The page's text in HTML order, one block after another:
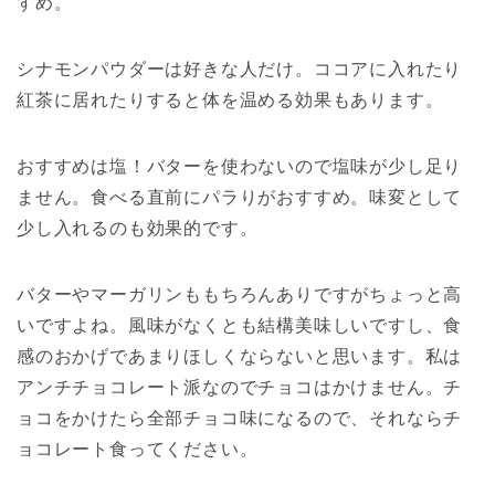
シナモンパウダーは好きな人だけ。ココアに入れたり
紅茶に居れたりすると体を温める効果もあります。
おすすめは塩！バターを使わないので塩味が少し足り
ません。食べる直前にパラりがおすすめ。味変として
少し入れるのも効果的です。
バターやマーガリンももちろんありですがちょっと高
いですよね。風味がなくとも結構美味しいですし、食
感のおかげであまりほしくならないと思います。私は
アンチチョコレート派なのでチョコはかけません。チ
ョコをかけたら全部チョコ味になるので、それならチ
ョコレート食ってください。